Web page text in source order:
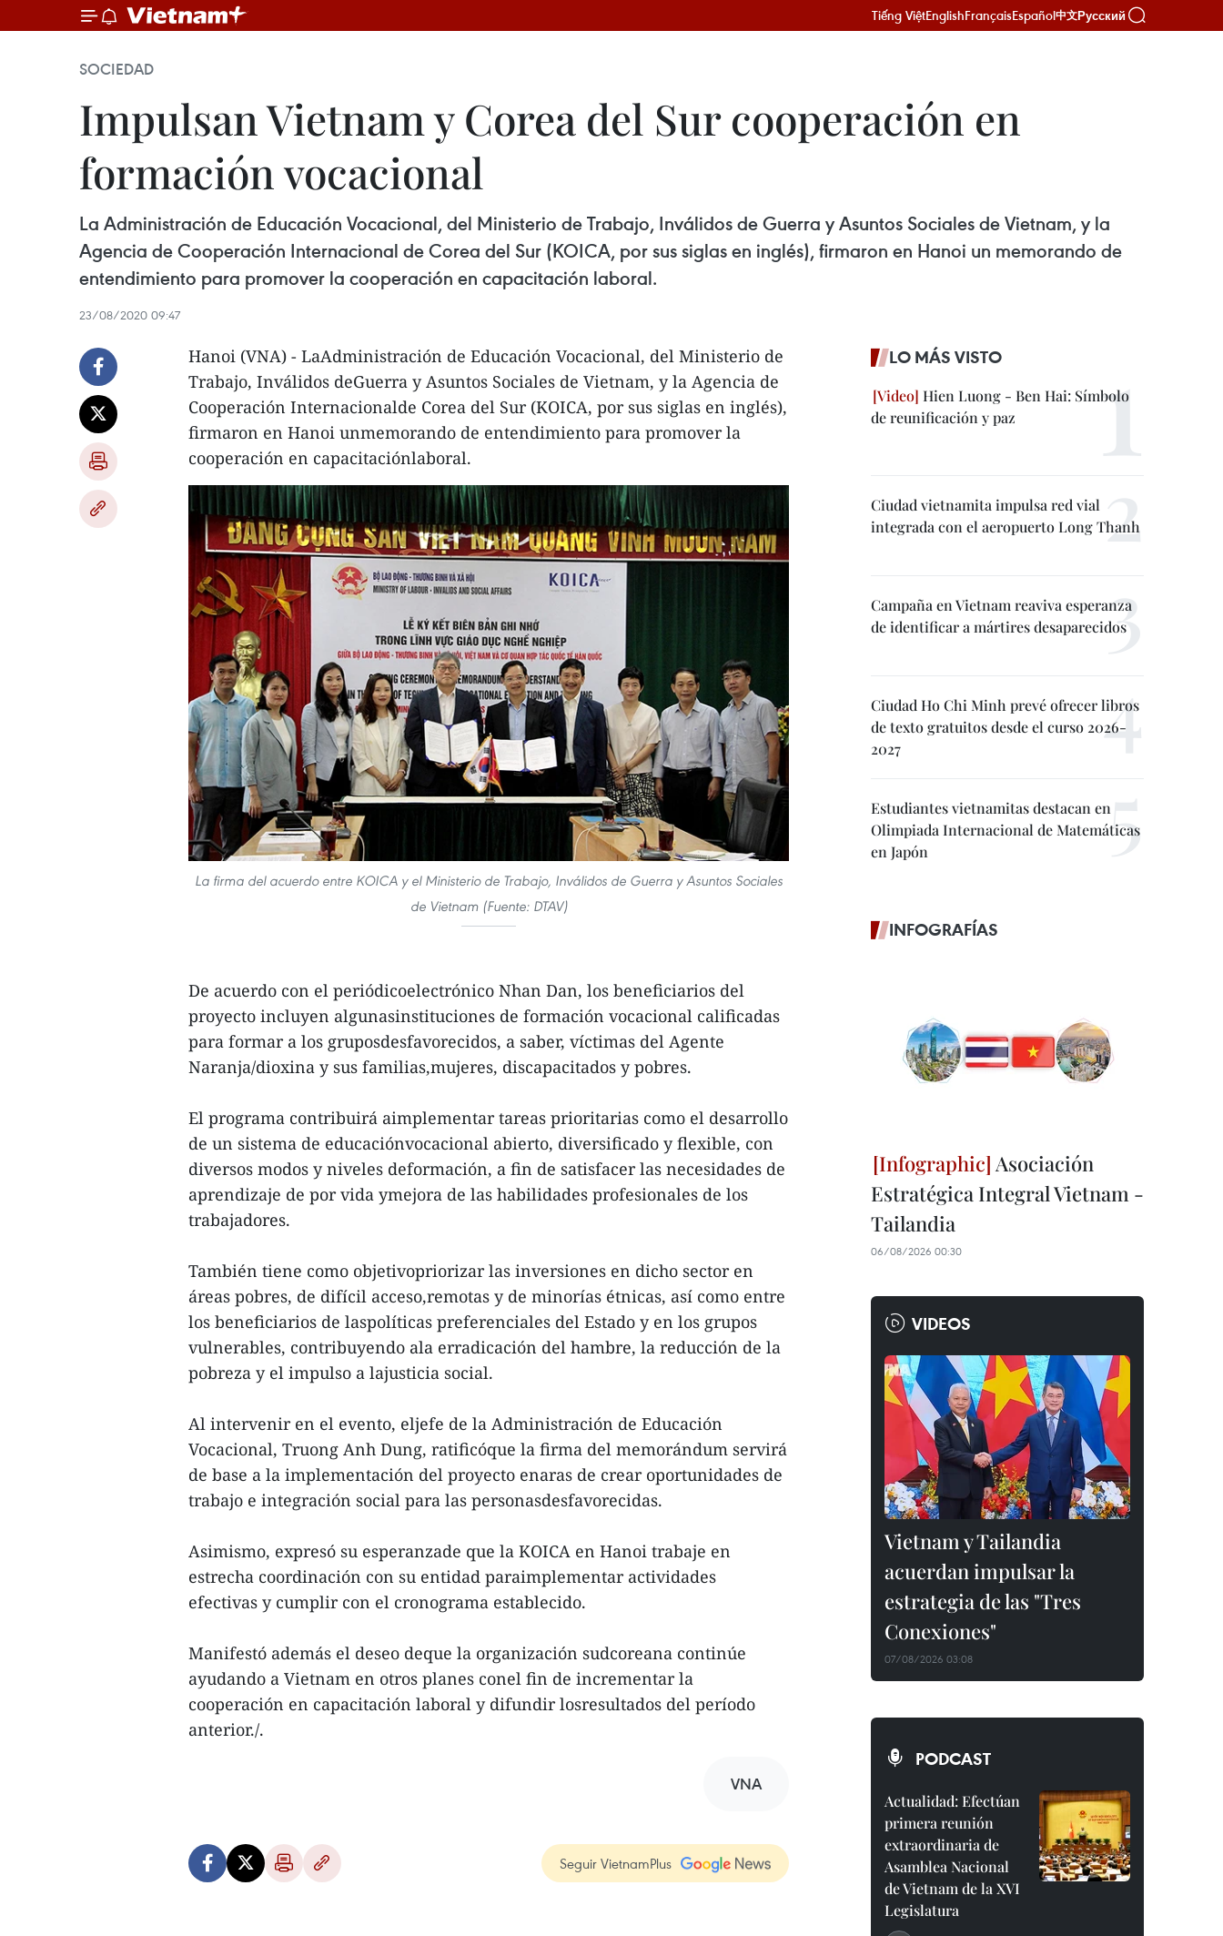
Tiếng ViệtEnglishFrançaisEspañol中文Русский
SOCIEDAD
Impulsan Vietnam y Corea del Sur cooperación en
formación vocacional
La Administración de Educación Vocacional, del Ministerio de Trabajo, Inválidos de Guerra y Asuntos Sociales de Vietnam, y la
Agencia de Cooperación Internacional de Corea del Sur (KOICA, por sus siglas en inglés), firmaron en Hanoi un memorando de
entendimiento para promover la cooperación en capacitación laboral.
23/08/2020 09:47
Hanoi (VNA) - LaAdministración de Educación Vocacional, del Ministerio de
Trabajo, Inválidos deGuerra y Asuntos Sociales de Vietnam, y la Agencia de
Cooperación Internacionalde Corea del Sur (KOICA, por sus siglas en inglés),
firmaron en Hanoi unmemorando de entendimiento para promover la
cooperación en capacitaciónlaboral.
La firma del acuerdo entre KOICA y el Ministerio de Trabajo, Inválidos de Guerra y Asuntos Sociales
de Vietnam (Fuente: DTAV)
De acuerdo con el periódicoelectrónico Nhan Dan, los beneficiarios del
proyecto incluyen algunasinstituciones de formación vocacional calificadas
para formar a los gruposdesfavorecidos, a saber, víctimas del Agente
Naranja/dioxina y sus familias,mujeres, discapacitados y pobres.
El programa contribuirá aimplementar tareas prioritarias como el desarrollo
de un sistema de educaciónvocacional abierto, diversificado y flexible, con
diversos modos y niveles deformación, a fin de satisfacer las necesidades de
aprendizaje de por vida ymejora de las habilidades profesionales de los
trabajadores.
También tiene como objetivopriorizar las inversiones en dicho sector en
áreas pobres, de difícil acceso,remotas y de minorías étnicas, así como entre
los beneficiarios de laspolíticas preferenciales del Estado y en los grupos
vulnerables, contribuyendo ala erradicación del hambre, la reducción de la
pobreza y el impulso a lajusticia social.
Al intervenir en el evento, eljefe de la Administración de Educación
Vocacional, Truong Anh Dung, ratificóque la firma del memorándum servirá
de base a la implementación del proyecto enaras de crear oportunidades de
trabajo e integración social para las personasdesfavorecidas.
Asimismo, expresó su esperanzade que la KOICA en Hanoi trabaje en
estrecha coordinación con su entidad paraimplementar actividades
efectivas y cumplir con el cronograma establecido.
Manifestó además el deseo deque la organización sudcoreana continúe
ayudando a Vietnam en otros planes conel fin de incrementar la
cooperación en capacitación laboral y difundir losresultados del período
anterior./.
VNA
Seguir VietnamPlus
LO MÁS VISTO
Hien Luong - Ben Hai: Símbolo
de reunificación y paz
Ciudad vietnamita impulsa red vial
integrada con el aeropuerto Long Thanh
Campaña en Vietnam reaviva esperanza
de identificar a mártires desaparecidos
Ciudad Ho Chi Minh prevé ofrecer libros
de texto gratuitos desde el curso 2026-
2027
Estudiantes vietnamitas destacan en
Olimpiada Internacional de Matemáticas
en Japón
INFOGRAFÍAS
Asociación
Estratégica Integral Vietnam -
Tailandia
06/08/2026 00:30
VIDEOS
Vietnam y Tailandia
acuerdan impulsar la
estrategia de las "Tres
Conexiones"
07/08/2026 03:08
PODCAST
Actualidad: Efectúan
primera reunión
extraordinaria de
Asamblea Nacional
de Vietnam de la XVI
Legislatura